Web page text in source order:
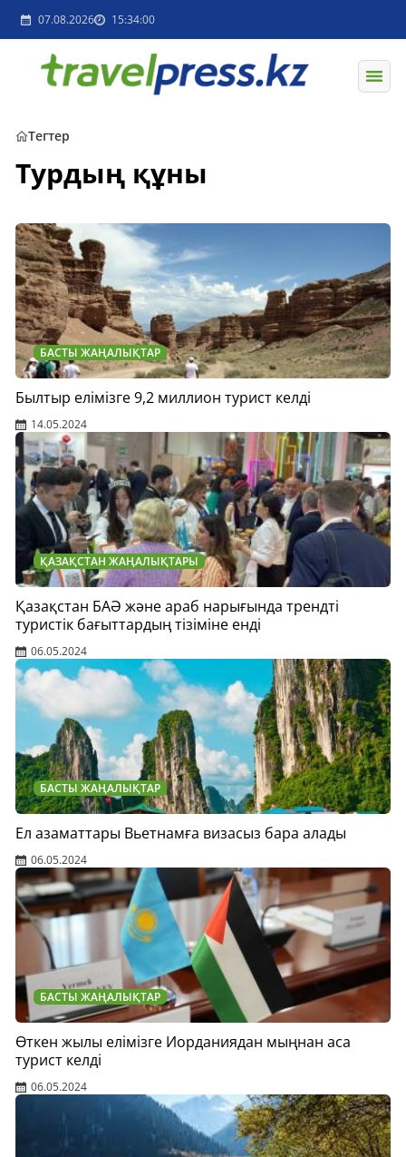
07.08.2026 15:34:00
Тегтер
Турдың құны
БАСТЫ ЖАҢАЛЫҚТАР
Былтыр елімізге 9,2 миллион турист келді
14.05.2024
ҚАЗАҚСТАН ЖАҢАЛЫҚТАРЫ
Қазақстан БАӘ және араб нарығында трендті
туристік бағыттардың тізіміне енді
06.05.2024
БАСТЫ ЖАҢАЛЫҚТАР
Ел азаматтары Вьетнамға визасыз бара алады
06.05.2024
БАСТЫ ЖАҢАЛЫҚТАР
Өткен жылы елімізге Иорданиядан мыңнан аса
турист келді
06.05.2024